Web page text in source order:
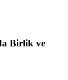
Birlik ve